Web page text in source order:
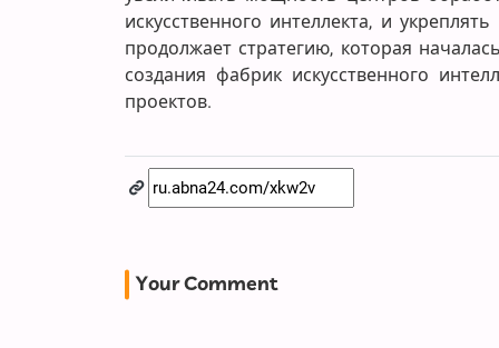
искусственного интеллекта, и
продолжает стратегию, которая
создания фабрик искусственного
проектов.
Your Comment